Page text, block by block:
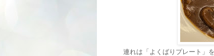
連れは「よくばりプレート」